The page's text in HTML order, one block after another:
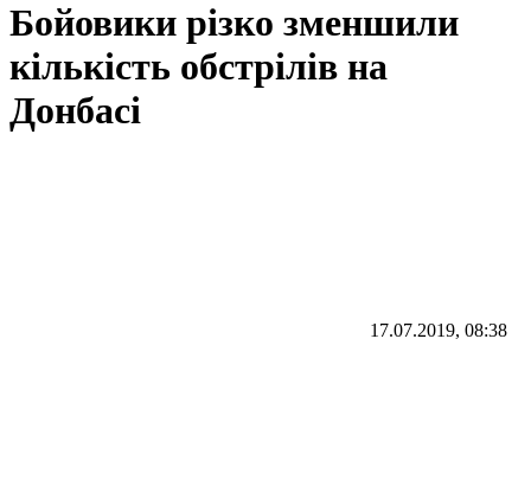
Бойовики різко зменшили
кількість обстрілів на
Донбасі
17.07.2019, 08:38